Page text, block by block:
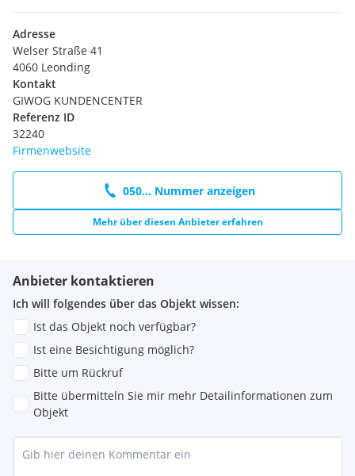
Adresse
Welser Straße 41
4060 Leonding
Kontakt
GIWOG KUNDENCENTER
Referenz ID
32240
Firmenwebsite
050... Nummer anzeigen
Mehr über diesen Anbieter erfahren
Anbieter kontaktieren
Ich will folgendes über das Objekt wissen:
Ist das Objekt noch verfügbar?
Ist eine Besichtigung möglich?
Bitte um Rückruf
Bitte übermitteln Sie mir mehr Detailinformationen zum
Objekt